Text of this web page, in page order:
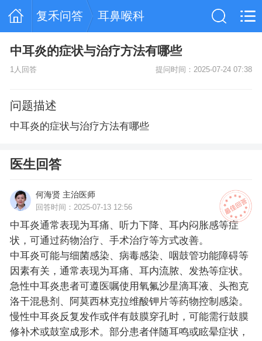
复禾问答 耳鼻喉科
中耳炎的症状与治疗方法有哪些
1人回答 提问时间：2025-07-24 07:38
问题描述
中耳炎的症状与治疗方法有哪些
医生回答
何海贤 主治医师
回答时间：2025-07-13 12:56
中耳炎通常表现为耳痛、听力下降、耳内闷胀感等症
状，可通过药物治疗、手术治疗等方式改善。
中耳炎可能与细菌感染、病毒感染、咽鼓管功能障碍等
因素有关，通常表现为耳痛、耳内流脓、发热等症状。
急性中耳炎患者可遵医嘱使用氧氟沙星滴耳液、头孢克
洛干混悬剂、阿莫西林克拉维酸钾片等药物控制感染。
慢性中耳炎反复发作或伴有鼓膜穿孔时，可能需行鼓膜
修补术或鼓室成形术。部分患者伴随耳鸣或眩晕症状，